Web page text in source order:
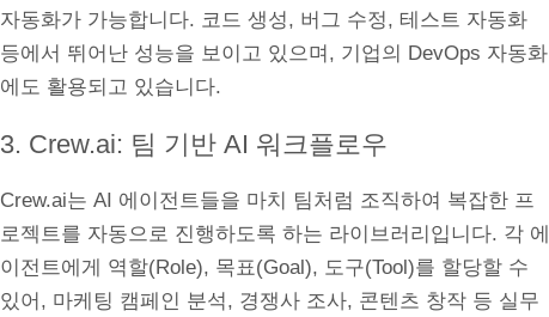
자동화가 가능합니다. 코드 생성, 버그 수정, 테스트 자동화
등에서 뛰어난 성능을 보이고 있으며, 기업의 DevOps 자동화
에도 활용되고 있습니다.
3. Crew.ai: 팀 기반 AI 워크플로우
Crew.ai는 AI 에이전트들을 마치 팀처럼 조직하여 복잡한 프
로젝트를 자동으로 진행하도록 하는 라이브러리입니다. 각 에
이전트에게 역할(Role), 목표(Goal), 도구(Tool)를 할당할 수
있어, 마케팅 캠페인 분석, 경쟁사 조사, 콘텐츠 창작 등 실무